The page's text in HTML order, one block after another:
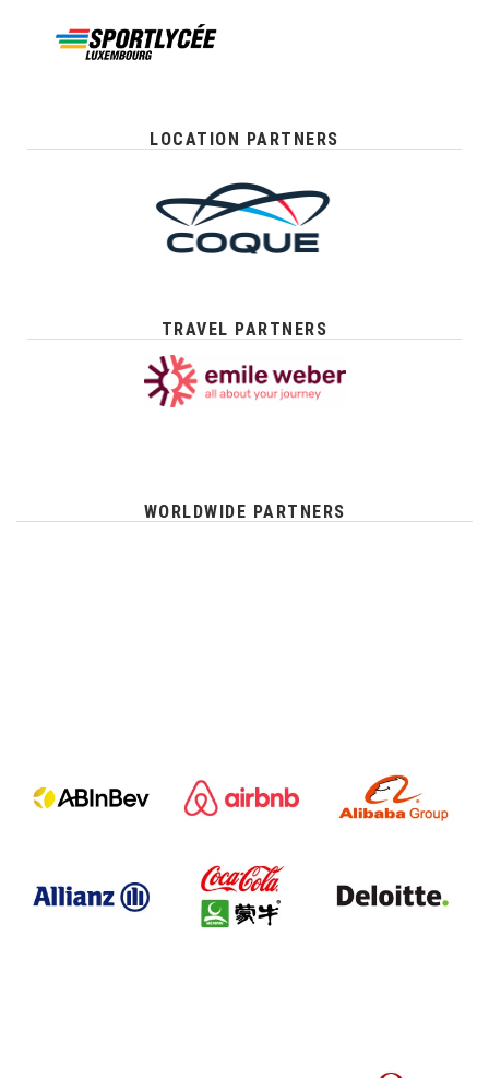
LOCATION PARTNERS
TRAVEL PARTNERS
WORLDWIDE PARTNERS